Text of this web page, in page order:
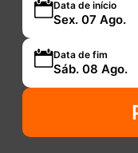
Data de início
Data de fim